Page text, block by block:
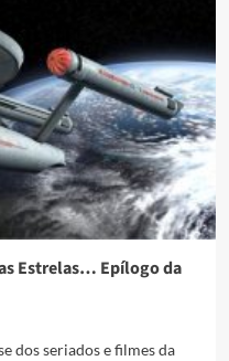
Estrelas… Epílogo da
dos seriados e filmes da